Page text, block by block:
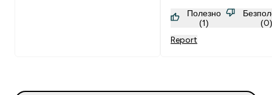
Полезно
(1)
(0)
Report